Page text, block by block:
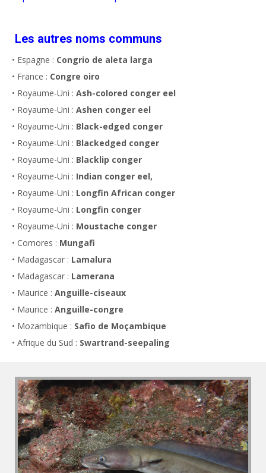
Les autres noms communs
• Espagne : Congrio de aleta larga
• France : Congre oiro
• Royaume-Uni : Ash-colored conger eel
• Royaume-Uni : Ashen conger eel
• Royaume-Uni : Black-edged conger
• Royaume-Uni : Blackedged conger
• Royaume-Uni : Blacklip conger
• Royaume-Uni : Indian conger eel,
• Royaume-Uni : Longfin African conger
• Royaume-Uni : Longfin conger
• Royaume-Uni : Moustache conger
• Comores : Mungafi
• Madagascar : Lamalura
• Madagascar : Lamerana
• Maurice : Anguille-ciseaux
• Maurice : Anguille-congre
• Mozambique : Safio de Moçambique
• Afrique du Sud : Swartrand-seepaling